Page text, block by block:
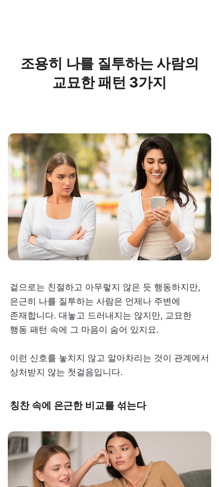
조용히 나를 질투하는 사람의
교묘한 패턴 3가지
겉으로는 친절하고 아무렇지 않은 듯 행동하지만,
은근히 나를 질투하는 사람은 언제나 주변에
존재합니다. 대놓고 드러내지는 않지만, 교묘한
행동 패턴 속에 그 마음이 숨어 있지요.
이런 신호를 놓치지 않고 알아차리는 것이 관계에서
상처받지 않는 첫걸음입니다.
칭찬 속에 은근한 비교를 섞는다